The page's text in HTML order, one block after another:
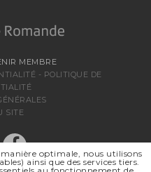
MEMBRE
- POLITIQUE DE
SITE
optimale, nous utilisons
ainsi que des services tiers.